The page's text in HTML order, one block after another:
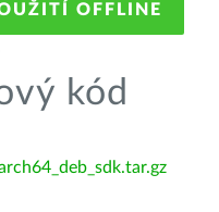
OFFLINE
kód